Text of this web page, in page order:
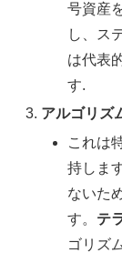
号資産
し、ス
は代表
す.
アルゴリズ
これは
持しま
ないた
す。 テ
ゴリズ